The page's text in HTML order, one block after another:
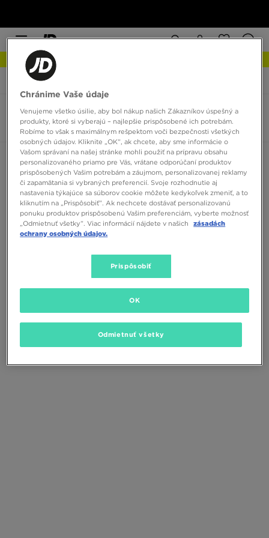
JD Sports Nike Air Max Dawn
Nike Air Max Dawn
0 produktov
Zoradiť:Odporúčané Filtrovať
Žiadne produkty na zobrazenie
Zmeňte kritériá vyhľadávania alebo
odstráňte vybrané filtre
Chránime Vaše údaje
Venujeme všetko úsilie, aby bol nákup našich Zákazníkov úspešný a
produkty, ktoré si vyberajú – najlepšie prispôsobené ich potrebám.
Robíme to však s maximálnym rešpektom voči bezpečnosti všetkých
osobných údajov. Kliknite „OK”, ak chcete, aby sme informácie o
Vašom správaní na našej stránke mohli použiť na prípravu obsahu
personalizovaného priamo pre Vás, vrátane odporúčaní produktov
prispôsobených Vašim potrebám a záujmom, personalizovanej reklamy
či zapamätania si vybraných preferencií. Svoje rozhodnutie aj
nastavenia týkajúce sa súborov cookie môžete kedykoľvek zmeniť, a to
kliknutím na „Prispôsobiť”. Ak nechcete dostávať personalizovanú
ponuku produktov prispôsobenú Vašim preferenciám, vyberte možnosť
„Odmietnuť všetky”. Viac informácií nájdete v našich
zásadách
ochrany osobných údajov.
Prispôsobiť
Odmietnuť všetky
OK